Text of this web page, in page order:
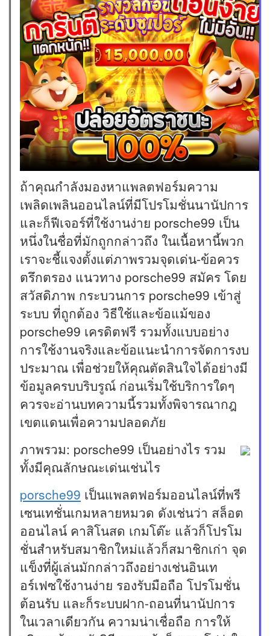
ถ้าคุณกำลังมองหาแพลตฟอร์มความ
เพลิดเพลินออนไลน์ที่มีโปรโมชั่นนานัปการ
และก็ฟีเจอร์ที่ใช้งานง่าย porsche99 เป็น
หนึ่งในชื่อที่มักถูกกล่าวถึง ในเนื้อหานี้พวก
เราจะชี้แจงตั้งแต่ภาพรวมจุดเด่น-ข้อควร
ตรึกตรอง แนวทาง porsche99 สมัคร โดย
สวัสดิภาพ กระบวนการ porsche99 เข้าสู่
ระบบ ที่ถูกต้อง วิธีใช้และข้อแม้ของ
porsche99 เครดิตฟรี รวมทั้งแบบอย่าง
การใช้งานจริงและข้อแนะนำการจัดการงบ
ประมาณ เพื่อช่วยให้คุณตัดสินใจได้อย่างมี
ข้อมูลครบบริบรูณ์ ก่อนเริ่มใช้บริการใดๆ
ควรจะอ่านบทความนี้รวมทั้งพิจารณากฎ
เขตแดนเพื่อความปลอดภัย
ภาพรวม: porsche99 เป็นอย่างไร รวม
ทั้งมีคุณลักษณะเด่นเช่นไร
porsche99 เป็นแพลตฟอร์มออนไลน์ที่พรี
เซนเทชั่นเกมหลายหมวด ดังเช่นว่า สล็อต
ออนไลน์ คาสิโนสด เกมโต๊ะ แล้วก็โปรโม
ชั่นสำหรับสมาชิกใหม่แล้วก็สมาชิกเก่า จุด
แข็งที่ผู้เล่นมักกล่าวถึงอย่างเช่นอินเท
อร์เฟซใช้งานง่าย รองรับมือถือ โปรโมชั่น
ต้อนรับ และก็ระบบฝาก-ถอนที่นานัปการ
ในเวลาเดียวกัน ความน่าเชื่อถือ การให้